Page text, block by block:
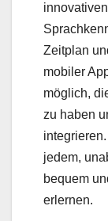
Zeitplan
mobiler
möglich,
zu haben
jedem,
bequem
erlernen.